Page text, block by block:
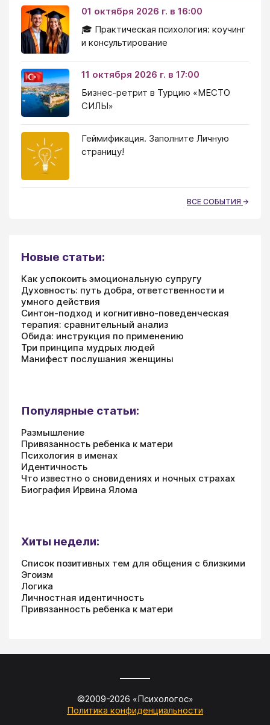
01 октября 2026 г. в 16:00
🎓 Практическая психология: коучинг
и консультирование
11 октября 2026 г. в 17:00
Бизнес-ретрит в Турцию «МЕСТО
СИЛЫ»
Геймификация. Заполните Личную
страницу!
ВСЕ СОБЫТИЯ
Новые статьи:
Как успокоить эмоциональную супругу
Духовность: путь добра, ответственности и
умного действия
Синтон-подход и когнитивно-поведенческая
терапия: сравнительный анализ
Обида: инструкция по применению
Три принципа мудрых людей
Манифест послушания женщины
Популярные статьи:
Размышление
Привязанность ребенка к матери
Психология в именах
Идентичность
Что известно о сновидениях и ночных страхах
Биография Ирвина Ялома
Хиты недели:
Список позитивных тем для общения с близкими
Эгоизм
Логика
Личностная идентичность
Привязанность ребенка к матери
©2009-2026 «Психологос»
Политика конфиденциальности